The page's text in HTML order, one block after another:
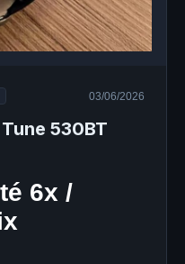
03/06/2026
530BT
6x /